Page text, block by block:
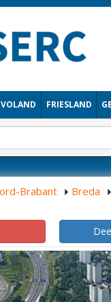
FRIESLAND
Brabant Breda